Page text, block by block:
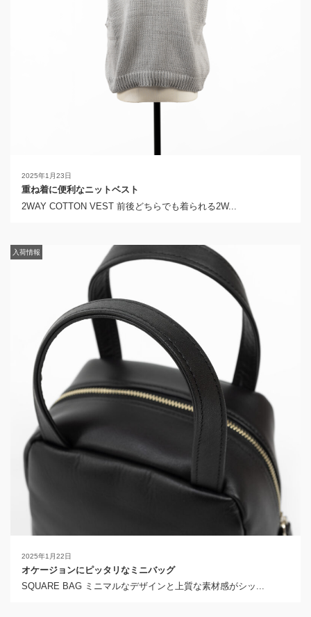
2025年1月23日
重ね着に便利なニットベスト
2WAY COTTON VEST 前後どちらでも着られる2W...
2025年1月22日
入荷情報
オケージョンにピッタリなミニバッグ
SQUARE BAG ミニマルなデザインと上質な素材感がシッ...